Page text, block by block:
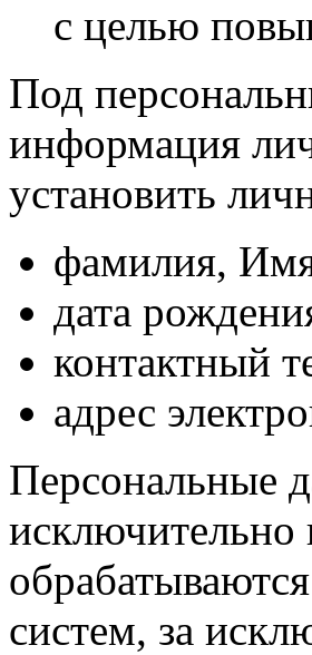
с целью
Под
информация
установить
фамилия,
дата
контактный
адрес
Персональные
исключительно
систем, за